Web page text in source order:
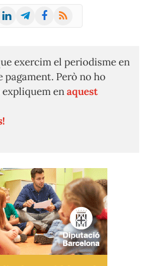
LinkedInTelegramFacebook
RSS
exercim el periodisme en
pagament. Però no ho
enaquest